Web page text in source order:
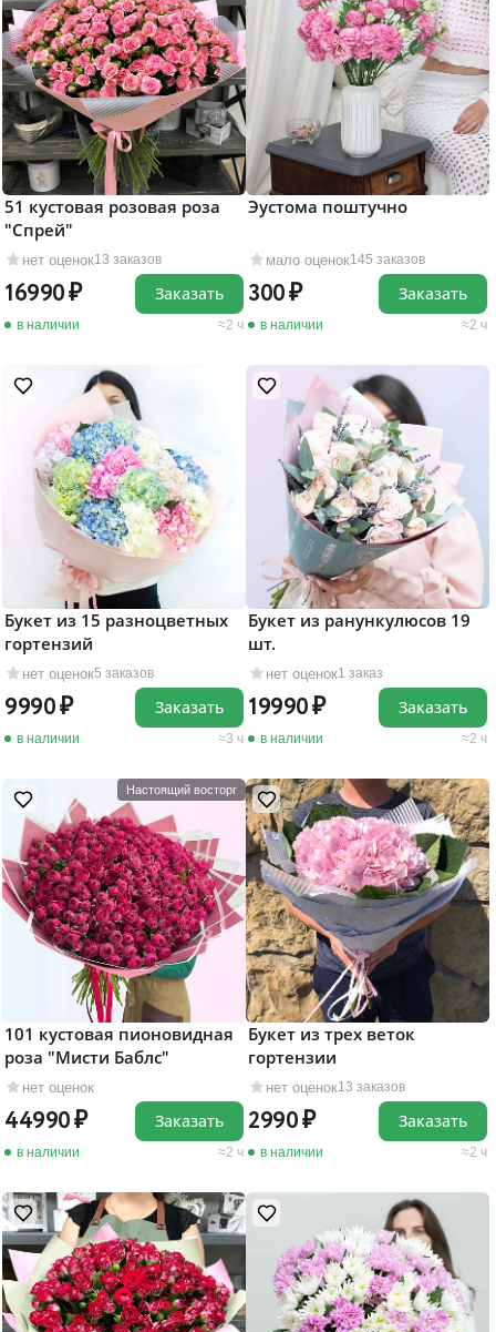
нет оценок13 заказов
51 кустовая розовая роза
"Cпрей"
16990
в наличии 2 ч
Заказать
мало оценок145 заказов
Эустома поштучно
300
в наличии 2 ч
Заказать
нет оценок5 заказов
Букет из 15 разноцветных
гортензий
9990
в наличии 3 ч
Заказать
нет оценок1 заказ
Букет из ранункулюсов 19
шт.
19990
в наличии 2 ч
Заказать
Настоящий восторг
нет оценок
101 кустовая пионовидная
роза "Мисти Баблс"
44990
в наличии 2 ч
Заказать
нет оценок13 заказов
Букет из трех веток
гортензии
2990
в наличии 2 ч
Заказать